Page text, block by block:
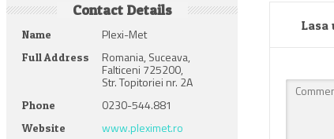
Contact Details
Name Plexi-Met
Full Address Romania, Suceava,
Falticeni 725200,
Str. Topitoriei nr. 2A
Phone 0230-544.881
Website www.pleximet.ro
Lasa